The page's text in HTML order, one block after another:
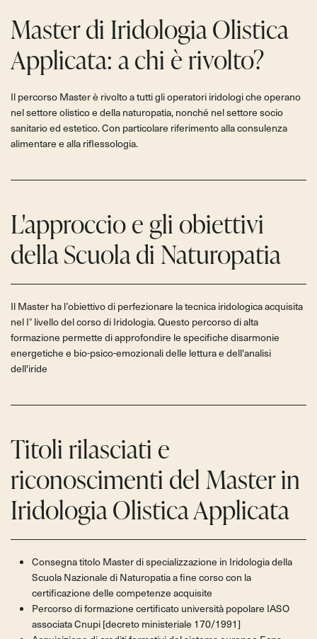
Master di Iridologia Olistica
Applicata: a chi è rivolto?
Il percorso Master è rivolto a tutti gli operatori iridologi che operano
nel settore olistico e della naturopatia, nonché nel settore socio
sanitario ed estetico. Con particolare riferimento alla consulenza
alimentare e alla riflessologia.
L'approccio e gli obiettivi
della Scuola di Naturopatia
Il Master ha l’obiettivo di perfezionare la tecnica iridologica acquisita
nel I° livello del corso di Iridologia. Questo percorso di alta
formazione permette di approfondire le specifiche disarmonie
energetiche e bio-psico-emozionali delle lettura e dell'analisi
dell'iride
Titoli rilasciati e
riconoscimenti del Master in
Iridologia Olistica Applicata
Consegna titolo Master di specializzazione in Iridologia della
Scuola Nazionale di Naturopatia a fine corso con la
certificazione delle competenze acquisite
Percorso di formazione certificato università popolare IASO
associata Cnupi [decreto ministeriale 170/1991]